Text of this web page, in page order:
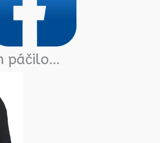
páčilo…